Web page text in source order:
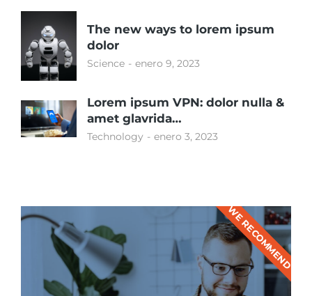
The new ways to lorem ipsum
dolor
Science enero 9, 2023
Lorem ipsum VPN: dolor nulla &
amet glavrida…
Technology enero 3, 2023
WE RECOMMEND